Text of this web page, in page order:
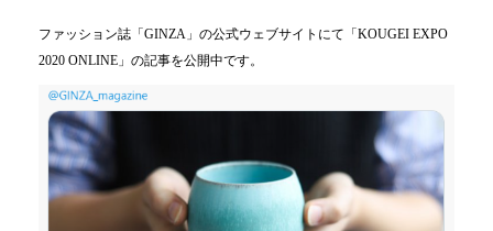
ファッション誌「GINZA」の公式ウェブサイトにて「KOUGEI EXPO
2020 ONLINE」の記事を公開中です。